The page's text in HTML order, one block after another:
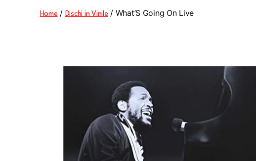
Home/ Dischi in Vinile/ What’S Going On Live